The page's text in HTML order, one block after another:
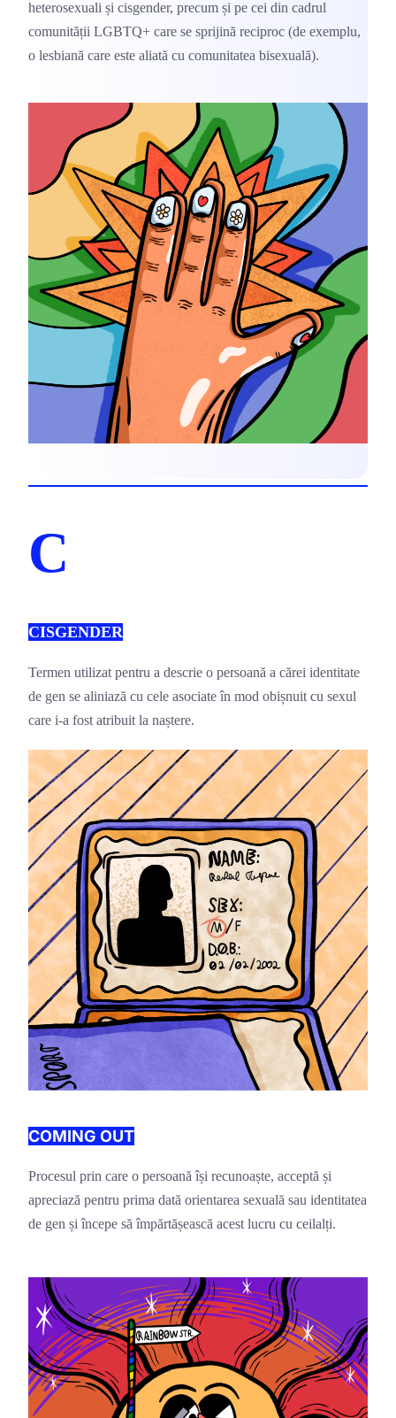
heterosexuali și cisgender, precum și pe cei din cadrul
comunității LGBTQ+ care se sprijină reciproc (de exemplu,
o lesbiană care este aliată cu comunitatea bisexuală).
C
CISGENDER
Termen utilizat pentru a descrie o persoană a cărei identitate
de gen se aliniază cu cele asociate în mod obișnuit cu sexul
care i-a fost atribuit la naștere.
COMING OUT
Procesul prin care o persoană își recunoaște, acceptă și
apreciază pentru prima dată orientarea sexuală sau identitatea
de gen și începe să împărtășească acest lucru cu ceilalți.